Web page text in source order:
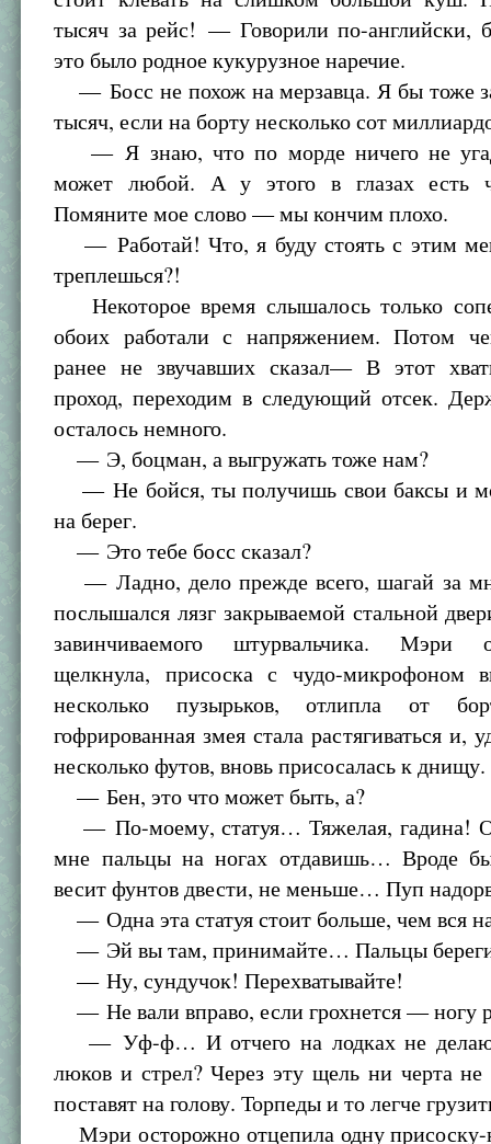
тысяч за рейс! — Говорили по-английски,
это было родное кукурузное наречие.
— Босс не похож на мерзавца. Я бы тоже
тысяч, если на борту несколько сот
— Я знаю, что по морде ничего не
может любой. А у этого в глазах есть
Помяните мое слово — мы кончим плохо.
— Работай! Что, я буду стоять с этим
треплешься?!
Некоторое время слышалось только
обоих работали с напряжением. Потом
ранее не звучавших сказал— В этот
проход, переходим в следующий отсек.
осталось немного.
— Э, боцман, а выгружать тоже нам?
— Не бойся, ты получишь свои баксы и
на берег.
— Это тебе босс сказал?
— Ладно, дело прежде всего, шагай за
послышался лязг закрываемой стальной
завинчиваемого штурвальчика. Мэри
щелкнула, присоска с чудо-микрофоном
несколько пузырьков, отлипла от
гофрированная змея стала растягиваться и,
несколько футов, вновь присосалась к днищу.
— Бен, это что может быть, а?
— По-моему, статуя… Тяжелая, гадина!
мне пальцы на ногах отдавишь… Вроде
весит фунтов двести, не меньше… Пуп
— Одна эта статуя стоит больше, чем вся
— Эй вы там, принимайте… Пальцы
— Ну, сундучок! Перехватывайте!
— Не вали вправо, если грохнется — ногу
— Уф-ф… И отчего на лодках не
люков и стрел? Через эту щель ни черта
поставят на голову. Торпеды и то легче
Мэри осторожно отцепила одну